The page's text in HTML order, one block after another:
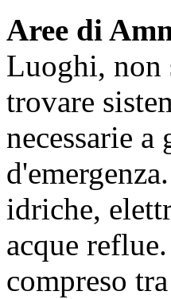
Aree di
Luoghi, non
trovare
necessarie
idriche,
acque
compreso